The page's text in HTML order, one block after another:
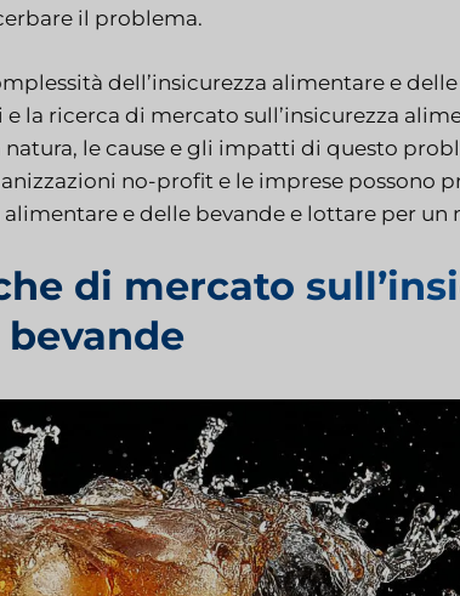
il problema.
dell’insicurezza alimentare e
la ricerca di mercato sull’insicurezza
le cause e gli impatti di questo
no-profit e le imprese possono
e delle bevande e lottare per un
di mercato